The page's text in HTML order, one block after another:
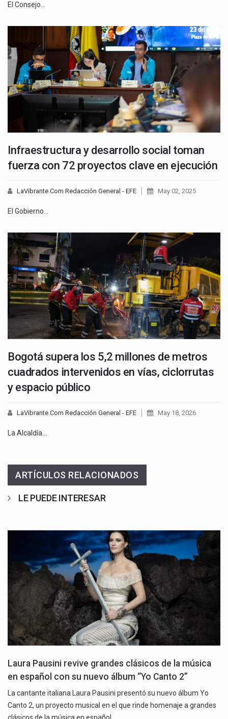
El Consejo…
Infraestructura y desarrollo social toman
fuerza con 72 proyectos clave en ejecución
LaVibrante.Com Redacción General - EFE May 02, 2025
El Gobierno…
Bogotá supera los 5,2 millones de metros
cuadrados intervenidos en vías, ciclorrutas
y espacio público
LaVibrante.Com Redacción General - EFE May 18, 2026
La Alcaldía…
ARTÍCULOS RELACIONADOS
LE PUEDE INTERESAR
Laura Pausini revive grandes clásicos de la música
en español con su nuevo álbum “Yo Canto 2”
La cantante italiana Laura Pausini presentó su nuevo álbum Yo
Canto 2, un proyecto musical en el que rinde homenaje a grandes